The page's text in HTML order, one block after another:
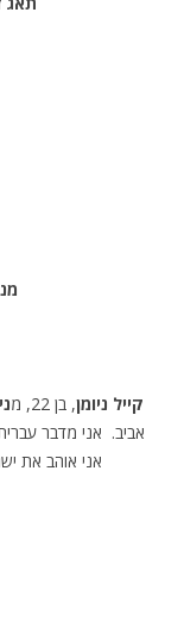
קייל ניומן, בן 22, מ
אביב. אני מדבר
אני אוהב את